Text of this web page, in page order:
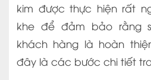
kim được thực hiện rất
khe để đảm bảo rằng
khách hàng là hoàn
đây là các bước chi tiết